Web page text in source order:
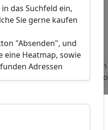
Adressen
das Suchfeld ein,
Sie gerne kaufen
"Absenden", und
eine Heatmap, sowie
Adressen